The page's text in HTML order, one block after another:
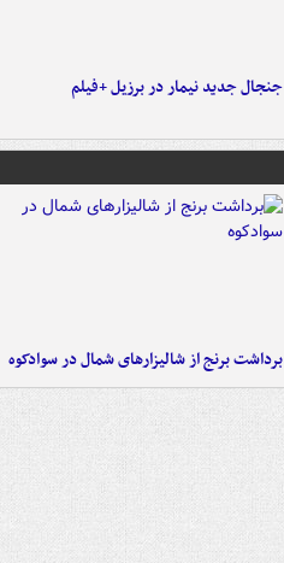
جنجال جدید نیمار در برزیل +فیلم
برداشت برنج از شالیزارهای شمال در سوادکوه